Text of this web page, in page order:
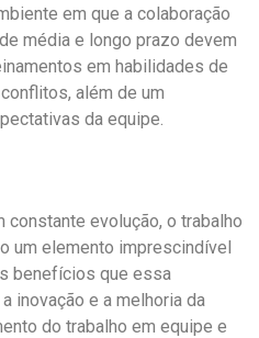
em que a colaboração
média e longo prazo devem
em habilidades de
além de um
da equipe.
constante evolução, o trabalho
um elemento imprescindível
benefícios que essa
inovação e a melhoria da
do trabalho em equipe e